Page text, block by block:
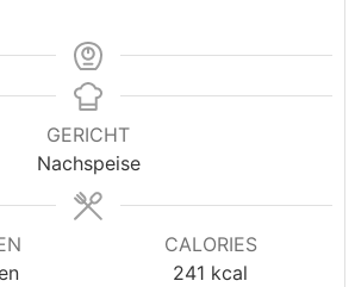
GERICHT
Nachspeise
CALORIES
241 kcal